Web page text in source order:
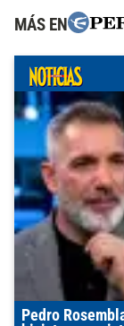
MÁS EN
Pedro